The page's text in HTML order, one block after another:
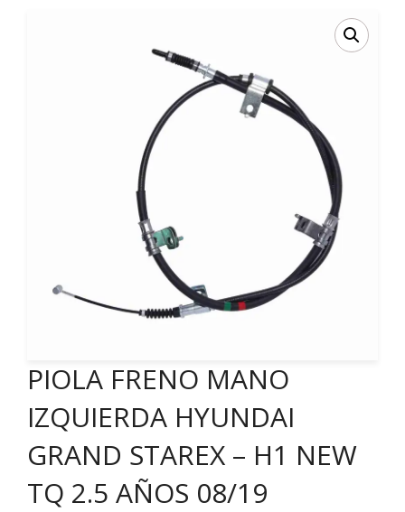
PIOLA FRENO MANO
IZQUIERDA HYUNDAI
GRAND STAREX – H1 NEW
TQ 2.5 AÑOS 08/19